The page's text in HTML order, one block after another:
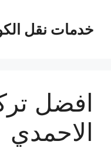
المحتوىخدمات نقل
افضل
الاحمدي